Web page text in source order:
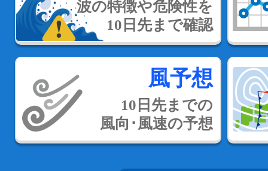
波の特徴や危険性を
10日先まで確認
風予想
10日先までの
風向･風速の予想